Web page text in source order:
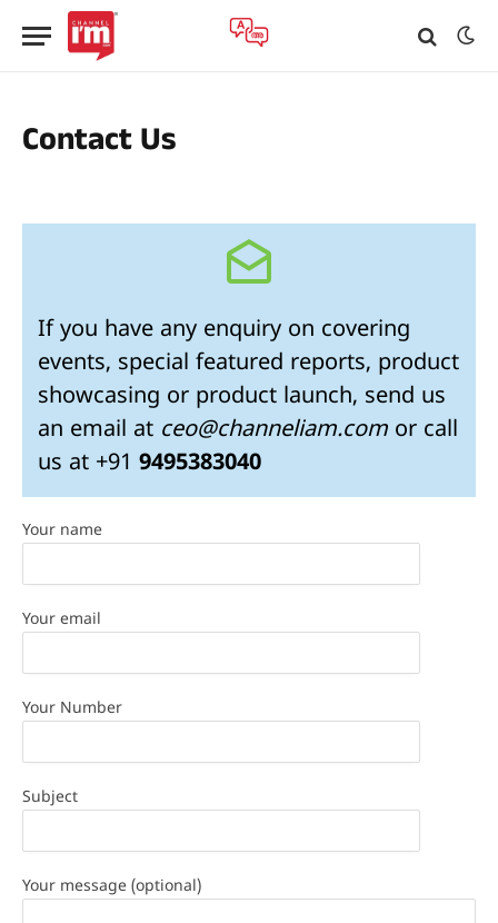
Contact Us
If you have any enquiry on covering
events, special featured reports, product
showcasing or product launch, send us
an email at ceo@channeliam.com or call
us at +91 9495383040
Your name
Your email
Your Number
Subject
Your message (optional)